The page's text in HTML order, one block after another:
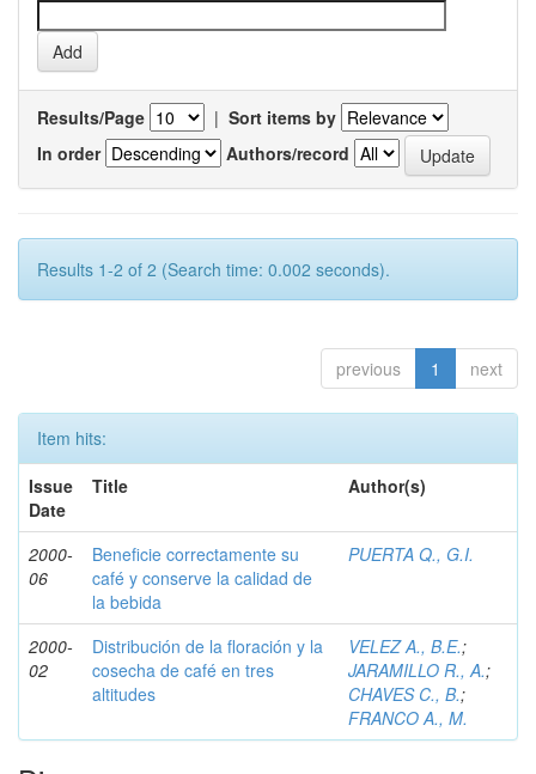
Results/Page | Sort items by
In order
Authors/record
Results 1-2 of 2 (Search time: 0.002 seconds).
previous 1 next
Item hits:
Issue
Date
Title Author(s)
2000-
06
Beneficie correctamente su
café y conserve la calidad de
la bebida
PUERTA Q., G.I.
2000-
02
Distribución de la floración y la
cosecha de café en tres
altitudes
VELEZ A., B.E.;
JARAMILLO R., A.;
CHAVES C., B.;
FRANCO A., M.